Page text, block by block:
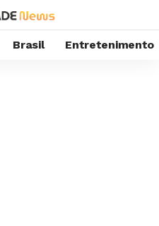
Brasil Entretenimento